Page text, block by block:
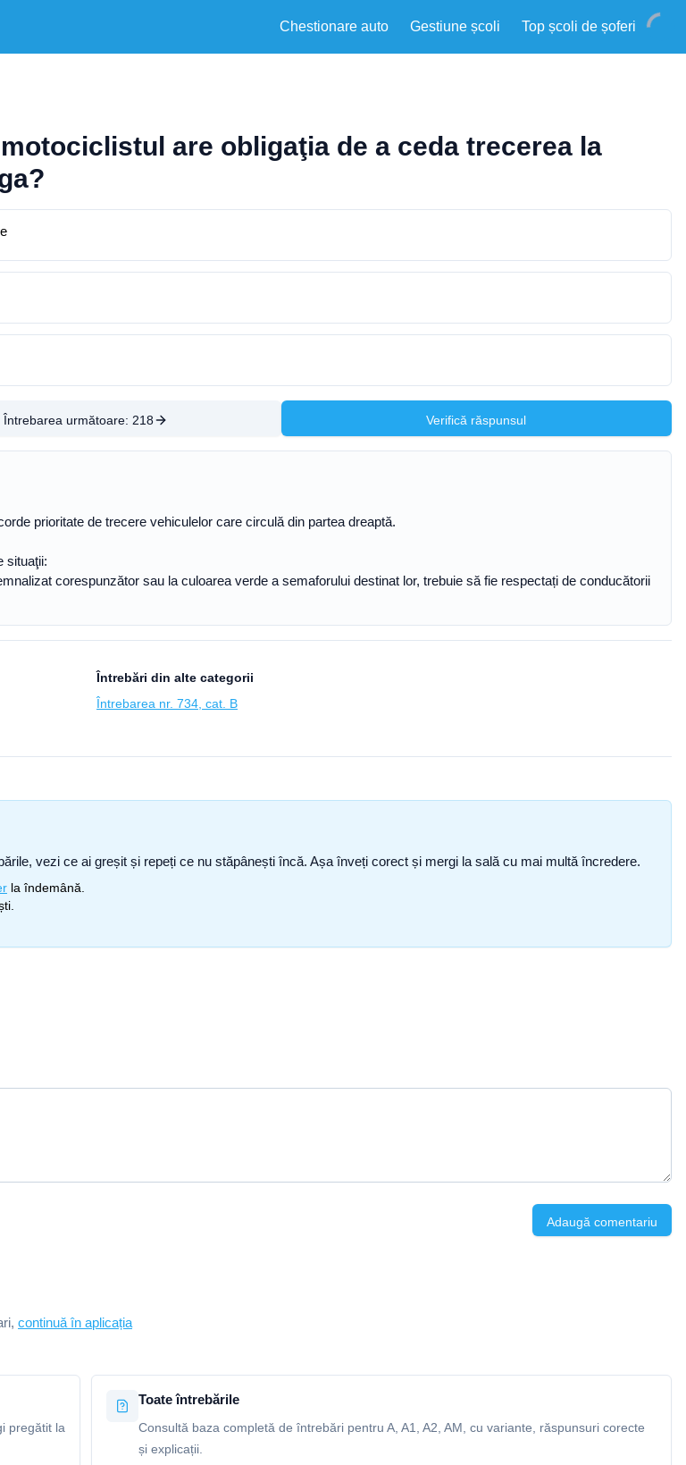
Chestionare auto Gestiune școli Top școli de șoferi
are obligaţia de a ceda trecerea la
Întrebarea următoare: 218 Verifică răspunsul
prioritate de trecere vehiculelor care circulă din partea dreaptă.
situaţii:
corespunzător sau la culoarea verde a semaforului destinat lor, trebuie să fie respectați de conducătorii
Întrebări din alte categorii
Întrebarea nr. 734, cat. B
vezi ce ai greșit și repeți ce nu stăpânești încă. Așa înveți corect și mergi la sală cu mai multă încredere.
la îndemână.
Adaugă comentariu
continuă în aplicația
pregătit la
Toate întrebările
Consultă baza completă de întrebări pentru A, A1, A2, AM, cu variante, răspunsuri corecte
și explicații.